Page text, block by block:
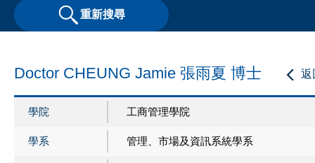
重新搜尋
返
Doctor CHEUNG Jamie 張雨夏 博士
學院 工商管理學院
學系 管理、市場及資訊系統學系